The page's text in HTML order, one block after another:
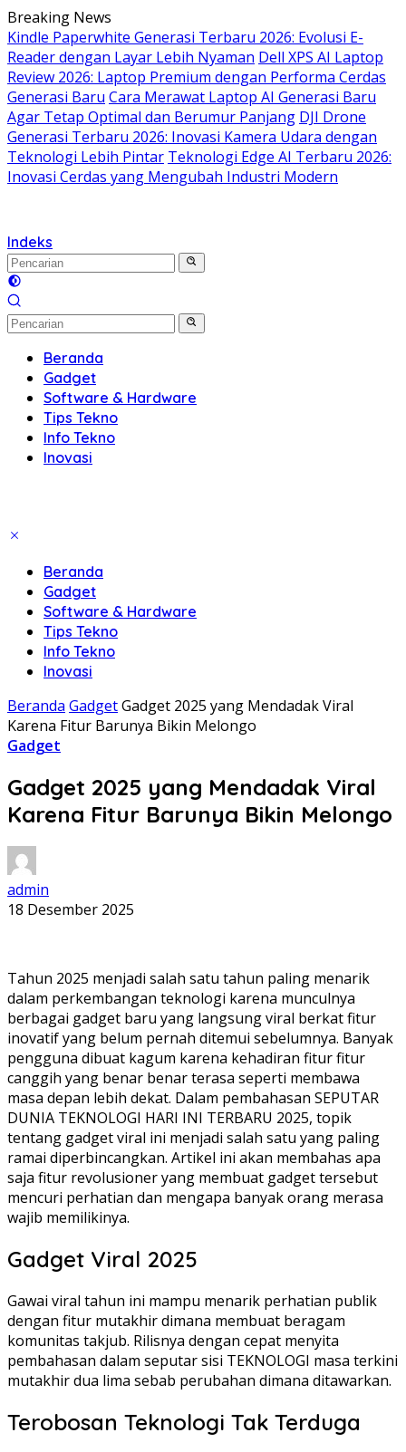
Langsung
ke
konten
Breaking News
Kindle Paperwhite Generasi Terbaru 2026: Evolusi E-
Reader dengan Layar Lebih Nyaman Dell XPS AI Laptop
Review 2026: Laptop Premium dengan Performa Cerdas
Generasi Baru Cara Merawat Laptop AI Generasi Baru
Agar Tetap Optimal dan Berumur Panjang DJI Drone
Generasi Terbaru 2026: Inovasi Kamera Udara dengan
Teknologi Lebih Pintar Teknologi Edge AI Terbaru 2026:
Inovasi Cerdas yang Mengubah Industri Modern
Indeks
Beranda
Gadget
Software & Hardware
Tips Tekno
Info Tekno
Inovasi
Beranda
Gadget
Software & Hardware
Tips Tekno
Info Tekno
Inovasi
Beranda GadgetGadget 2025 yang Mendadak Viral
Karena Fitur Barunya Bikin Melongo
Gadget
Gadget 2025 yang Mendadak Viral
Karena Fitur Barunya Bikin Melongo
admin
18 Desember 2025
Tahun 2025 menjadi salah satu tahun paling menarik
dalam perkembangan teknologi karena munculnya
berbagai gadget baru yang langsung viral berkat fitur
inovatif yang belum pernah ditemui sebelumnya. Banyak
pengguna dibuat kagum karena kehadiran fitur fitur
canggih yang benar benar terasa seperti membawa
masa depan lebih dekat. Dalam pembahasan SEPUTAR
DUNIA TEKNOLOGI HARI INI TERBARU 2025, topik
tentang gadget viral ini menjadi salah satu yang paling
ramai diperbincangkan. Artikel ini akan membahas apa
saja fitur revolusioner yang membuat gadget tersebut
mencuri perhatian dan mengapa banyak orang merasa
wajib memilikinya.
Gadget Viral 2025
Gawai viral tahun ini mampu menarik perhatian publik
dengan fitur mutakhir dimana membuat beragam
komunitas takjub. Rilisnya dengan cepat menyita
pembahasan dalam seputar sisi TEKNOLOGI masa terkini
mutakhir dua lima sebab perubahan dimana ditawarkan.
Terobosan Teknologi Tak Terduga